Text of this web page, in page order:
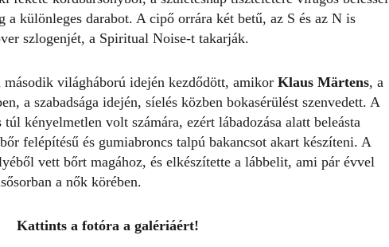
a különleges darabot. A cipő orrára két betű, az S és az N is
szlogenjét, a Spiritual Noise-t takarják.
második világháború idején kezdődött, amikor Klaus Märtens, a
a szabadsága idején, síelés közben bokasérülést szenvedett. A
kényelmetlen volt számára, ezért lábadozása alatt beleásta
felépítésű és gumiabroncs talpú bakancsot akart készíteni. A
vett bőrt magához, és elkészítette a lábbelit, ami pár évvel
a nők körében.
Kattints a fotóra a galériáért!